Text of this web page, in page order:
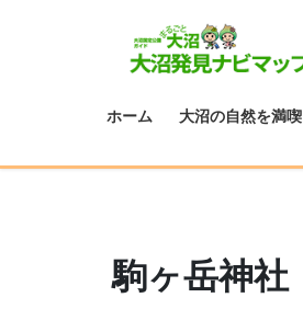
ホーム 大沼の自然を満喫
駒ヶ岳神社